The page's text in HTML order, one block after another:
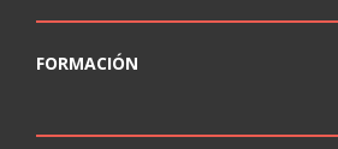
FORMACIÓN